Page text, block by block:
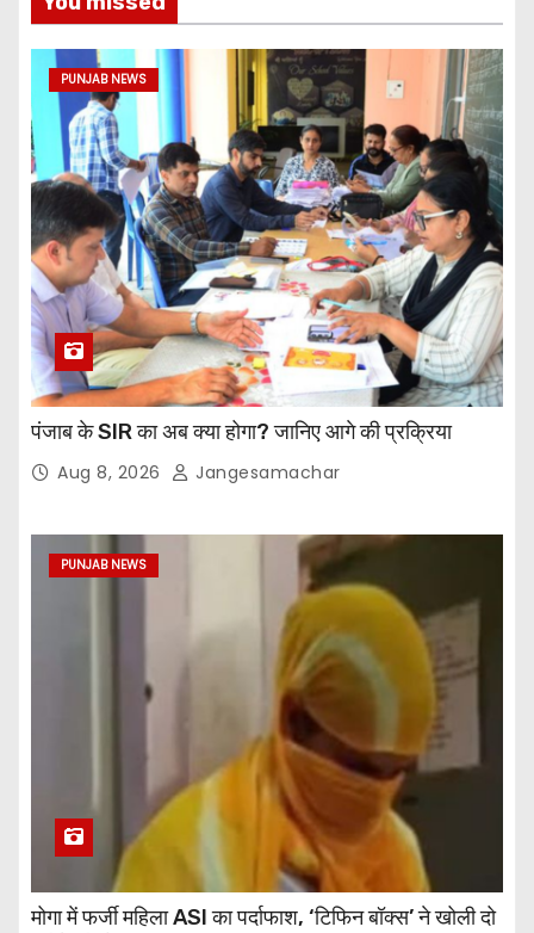
PUNJAB NEWS
पंजाब के SIR का अब क्या होगा? जानिए आगे की प्रक्रिया
Aug 8, 2026 Jangesamachar
PUNJAB NEWS
मोगा में फर्जी महिला ASI का पर्दाफाश, ‘टिफिन बॉक्स’ ने खोली दो